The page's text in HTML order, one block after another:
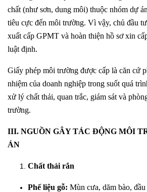
chất (như sơn, dung môi) thuộc nhóm dự
tiêu cực đến môi trường. Vì vậy, chủ đầu
xuất cấp GPMT và hoàn thiện hồ sơ xin
luật định.
Giấy phép môi trường được cấp là căn cứ
nhiệm của doanh nghiệp trong suốt quá
xử lý chất thải, quan trắc, giám sát và
trường.
III. NGUỒN GÂY TÁC ĐỘNG MÔI
ÁN
Chất thải rắn
Phế liệu gỗ: Mùn cưa, dăm bào,